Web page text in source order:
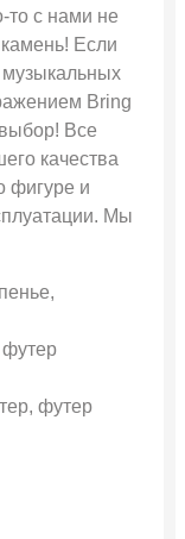
то с нами не
Если
музыкальных
Bring
Все
качества
фигуре и
Мы
футер
футер